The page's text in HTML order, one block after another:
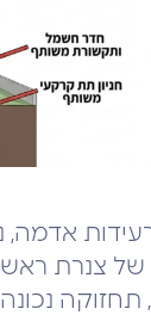
אדמה,
של צנרת
, תחזוקה